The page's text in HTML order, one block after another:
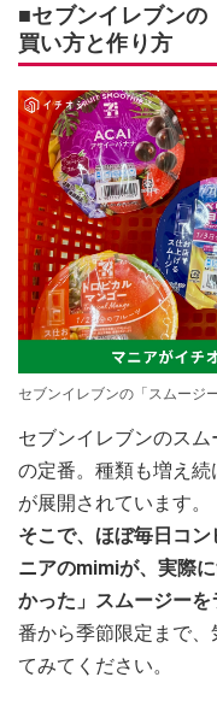
■セブンイレブンの
買い方と作り方
セブンイレブンの「スムージ
セブンイレブンのス
の定番。種類も増え
が展開されています。
そこで、ほぼ毎日コ
ニアのmimiが、実際
かった」スムージーを
番から季節限定まで
てみてください。